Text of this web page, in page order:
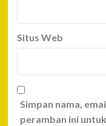
Situs Web
Simpan nama,
peramban ini